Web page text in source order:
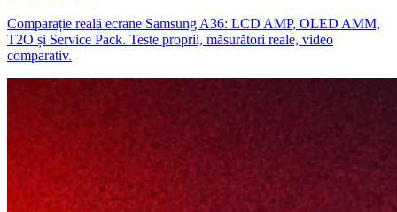
Comparație reală ecrane Samsung A36: LCD AMP, OLED AMM,
T2O și Service Pack. Teste proprii, măsurători reale, video
comparativ.